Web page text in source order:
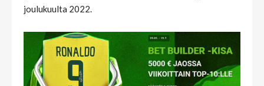
joulukuulta 2022.